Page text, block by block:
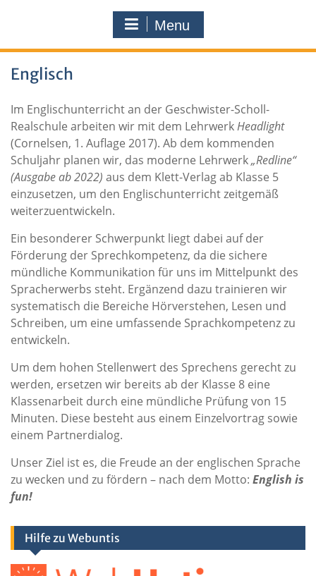
Menu
Englisch
Im Englischunterricht an der Geschwister-Scholl-
Realschule arbeiten wir mit dem LehrwerkHeadlight
(Cornelsen, 1. Auflage 2017). Ab dem kommenden
Schuljahr planen wir, das moderne Lehrwerk„Redline“
(Ausgabe ab 2022) aus dem Klett-Verlag ab Klasse 5
einzusetzen, um den Englischunterricht zeitgemäß
weiterzuentwickeln.
Ein besonderer Schwerpunkt liegt dabei auf der
Förderung der Sprechkompetenz, da die sichere
mündliche Kommunikation für uns im Mittelpunkt des
Spracherwerbs steht. Ergänzend dazu trainieren wir
systematisch die Bereiche Hörverstehen, Lesen und
Schreiben, um eine umfassende Sprachkompetenz zu
entwickeln.
Um dem hohen Stellenwert des Sprechens gerecht zu
werden, ersetzen wir bereits ab der Klasse 8 eine
Klassenarbeit durch eine mündliche Prüfung von 15
Minuten. Diese besteht aus einem Einzelvortrag sowie
einem Partnerdialog.
Unser Ziel ist es, die Freude an der englischen Sprache
zu wecken und zu fördern – nach dem Motto: English is
fun!
Hilfe zu Webuntis